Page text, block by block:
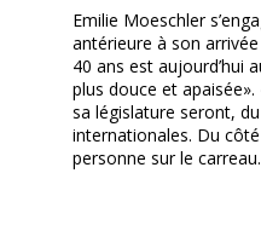
Emilie Moeschler
antérieure à son
40 ans est aujourd’hui
plus douce et
sa législature seront,
internationales. Du
personne sur le carreau.